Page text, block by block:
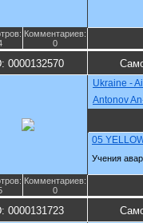
Комментариев:
0
0000132570
Ukraine -
Antonov
05
Учения
Комментариев:
0
0000131723